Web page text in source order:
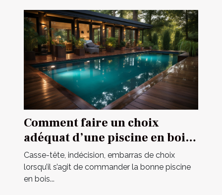
Comment faire un choix
adéquat d’une piscine en bois
en 2021 ?
Casse-tête, indécision, embarras de choix
lorsqu’il s’agit de commander la bonne piscine
en bois...